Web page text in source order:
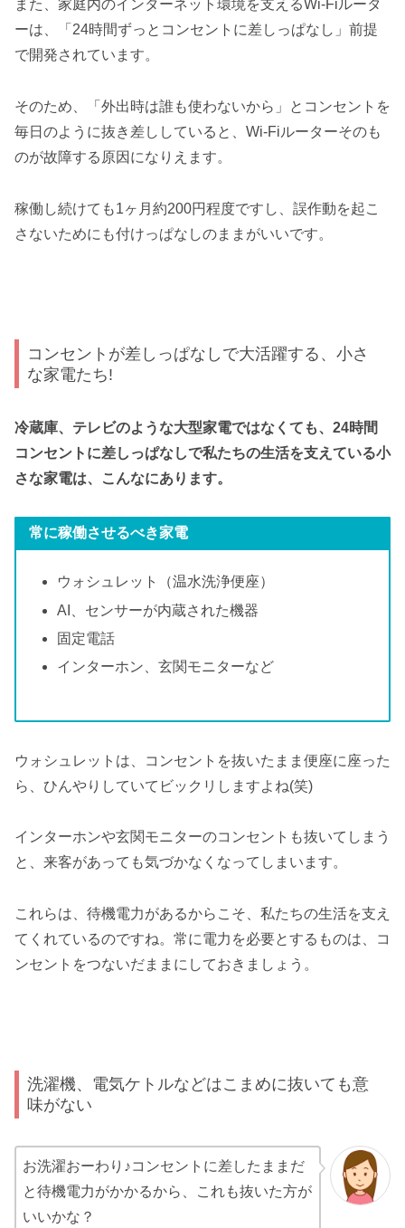
また、家庭内のインターネット環境を支えるWi-Fiルータ
ーは、「24時間ずっとコンセントに差しっぱなし」前提
で開発されています。
そのため、「外出時は誰も使わないから」とコンセントを
毎日のように抜き差ししていると、Wi-Fiルーターそのも
のが故障する原因になりえます。
稼働し続けても1ヶ月約200円程度ですし、誤作動を起こ
さないためにも付けっぱなしのままがいいです。
コンセントが差しっぱなしで大活躍する、小さ
な家電たち!
冷蔵庫、テレビのような大型家電ではなくても、24時間
コンセントに差しっぱなしで私たちの生活を支えている小
さな家電は、こんなにあります。
常に稼働させるべき家電
ウォシュレット（温水洗浄便座）
AI、センサーが内蔵された機器
固定電話
インターホン、玄関モニターなど
ウォシュレットは、コンセントを抜いたまま便座に座った
ら、ひんやりしていてビックリしますよね(笑)
インターホンや玄関モニターのコンセントも抜いてしまう
と、来客があっても気づかなくなってしまいます。
これらは、待機電力があるからこそ、私たちの生活を支え
てくれているのですね。常に電力を必要とするものは、コ
ンセントをつないだままにしておきましょう。
洗濯機、電気ケトルなどはこまめに抜いても意
味がない
お洗濯おーわり♪コンセントに差したままだ
と待機電力がかかるから、これも抜いた方が
いいかな？